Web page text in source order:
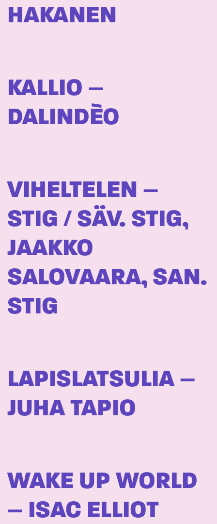
HAKANEN
KALLIO –
DALINDÈO
VIHELTELEN –
STIG / SÄV. STIG,
JAAKKO
SALOVAARA, SAN.
STIG
LAPISLATSULIA –
JUHA TAPIO
WAKE UP WORLD
– ISAC ELLIOT